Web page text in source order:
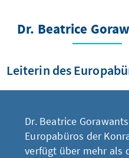
Dr. Beatrice
Leiterin des
Dr. Beatrice
Europabüros der
verfügt über mehr als